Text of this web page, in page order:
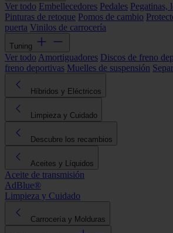
Ver todo Embellecedores Pedales Pegatinas,
Pinturas de retoque Pomos de cambio
puerta Vinilos de carrocería
Tuning
Ver todo Amortiguadores Discos de freno
freno deportivas Muelles de suspensión
Híbridos y Eléctricos
Limpieza y Cuidado
Descubre los recambios
Aceites y Líquidos
Aceite de transmisión
AdBlue®
Limpieza y Cuidado
Carrocería y Molduras